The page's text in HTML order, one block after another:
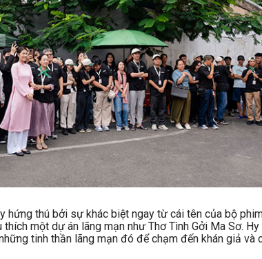
hứng thú bởi sự khác biệt ngay từ cái tên của bộ
một dự án lãng mạn như Thơ Tình Gởi Ma Sơ.
tinh thần lãng mạn đó để chạm đến khán giả và